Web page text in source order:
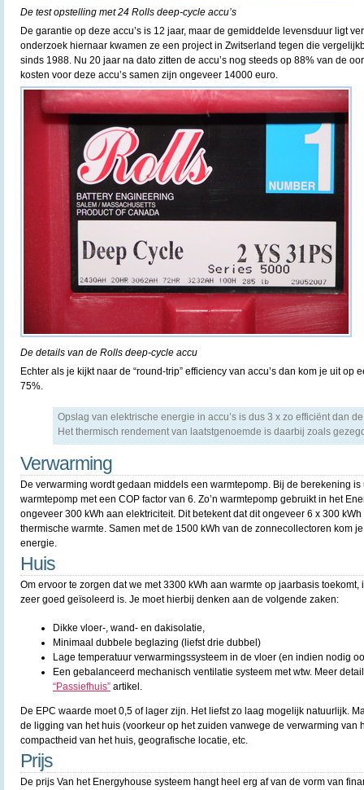
De test opstelling met 24 Rolls deep-cycle accu’s
De garantie op deze accu’s is 12 jaar, maar de gemiddelde levensduur ligt
onderzoek hiernaar kwamen ze een project in Zwitserland tegen die
sinds 1988. Nu 20 jaar na dato zitten de accu’s nog steeds op 88% van de
kosten voor deze accu’s samen zijn ongeveer 14000 euro.
De details van de Rolls deep-cycle accu
Echter als je kijkt naar de “round-trip” efficiency van accu’s dan kom je uit op
75%.
Opslag van elektrische energie in accu’s is dus 3 x zo efficiënt dan
Het thermisch rendement van laatstgenoemde is daarbij zoals
Verwarming
De verwarming wordt gedaan middels een warmtepomp. Bij de berekening
warmtepomp met een COP factor van 6. Zo’n warmtepomp gebruikt in het
ongeveer 300 kWh aan elektriciteit. Dit betekent dat dit ongeveer 6 x 300
thermische warmte. Samen met de 1500 kWh van de zonnecollectoren kom
energie.
Huis
Om ervoor te zorgen dat we met 3300 kWh aan warmte op jaarbasis
zeer goed geïsoleerd is. Je moet hierbij denken aan de volgende zaken:
Dikke vloer-, wand- en dakisolatie,
Minimaal dubbele beglazing (liefst drie dubbel)
Lage temperatuur verwarmingssysteem in de vloer (en indien nodig
Een gebalanceerd mechanisch ventilatie systeem met wtw. Meer
“Passiefhuis” artikel.
De EPC waarde moet 0,5 of lager zijn. Het liefst zo laag mogelijk natuurlijk.
de ligging van het huis (voorkeur op het zuiden vanwege de verwarming van
compactheid van het huis, geografische locatie, etc.
Prijs
De prijs Van het Energyhouse systeem hangt heel erg af van de vorm van